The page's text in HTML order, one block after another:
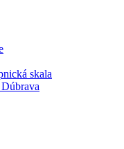
skala